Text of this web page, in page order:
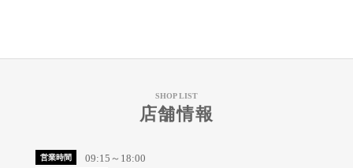
SHOP LIST
店舗情報
営業時間 09:15～18:00